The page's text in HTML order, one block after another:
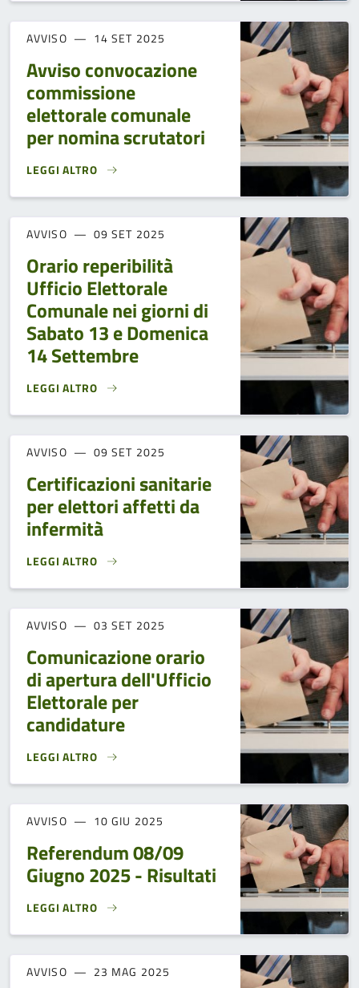
AVVISO 14 SET 2025
Avviso convocazione
commissione
elettorale comunale
per nomina scrutatori
LEGGI ALTRO
AVVISO CONVOCAZIONE COMMISSIONE ELETTORALE
AVVISO 09 SET 2025
Orario reperibilità
Ufficio Elettorale
Comunale nei giorni di
Sabato 13 e Domenica
14 Settembre
LEGGI ALTRO
ORARIO REPERIBILITÀ UFFICIO ELETTORALE COMUNALE
AVVISO 09 SET 2025
Certificazioni sanitarie
per elettori affetti da
infermità
LEGGI ALTRO
CERTIFICAZIONI SANITARIE PER ELETTORI AFFETTI DA
AVVISO 03 SET 2025
Comunicazione orario
di apertura dell'Ufficio
Elettorale per
candidature
LEGGI ALTRO
COMUNICAZIONE ORARIO DI APERTURA DELL'UFFICIO
AVVISO 10 GIU 2025
Referendum 08/09
Giugno 2025 - Risultati
LEGGI ALTRO
REFERENDUM 08/09 GIUGNO 2025 - RISULTATI}
AVVISO 23 MAG 2025